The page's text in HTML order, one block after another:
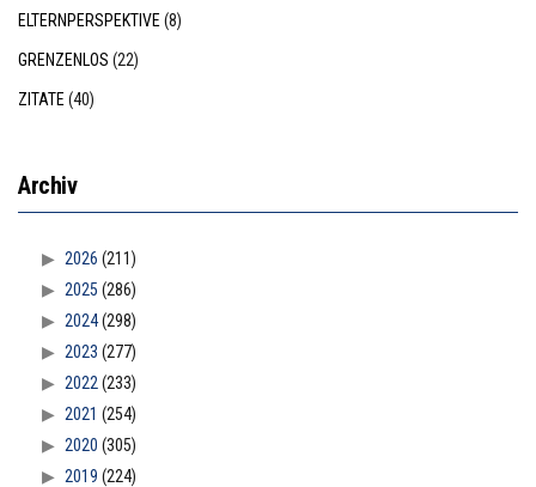
ELTERNPERSPEKTIVE (8)
GRENZENLOS (22)
ZITATE (40)
Archiv
2026 (211)
2025 (286)
2024(298)
2023 (277)
2022 (233)
2021 (254)
2020 (305)
2019 (224)